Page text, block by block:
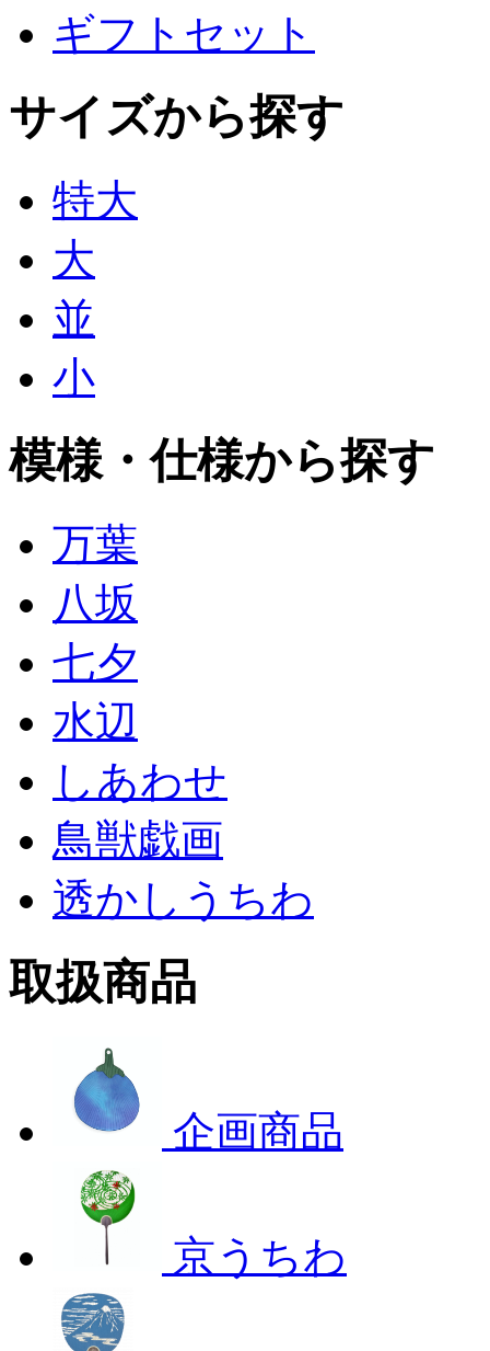
ギフトセット
サイズから探す
特大
大
並
小
模様・仕様から探す
万葉
八坂
七夕
水辺
しあわせ
鳥獣戯画
透かしうちわ
取扱商品
企画商品
京うちわ